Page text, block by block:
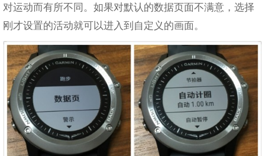
对运动而有所不同。如果对默认的数据页面不满意，选择
刚才设置的活动就可以进入到自定义的画面。